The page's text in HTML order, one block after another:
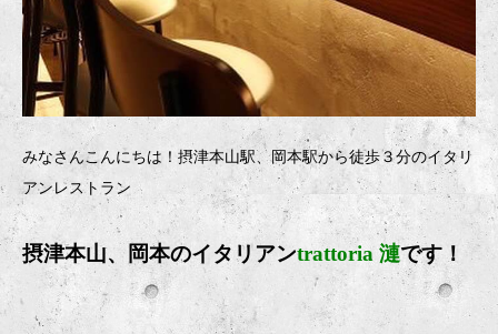
みなさんこんにちは！摂津本山駅、岡本駅から徒歩３分のイタリ
アンレストラン
摂津本山、岡本のイタリアンtrattoria 漣です！